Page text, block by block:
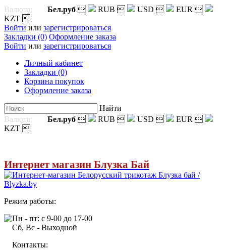
Валюта: Бел.руб  RUB  USD  EUR 
KZT 
Войти или зарегистрироваться
Закладки (0) Оформление заказа
Войти или зарегистрироваться
Личный кабинет
Закладки (0)
Корзина покупок
Оформление заказа
Найти
Валюта:
Бел.руб  RUB  USD  EUR 
KZT 
Интернет магазин Блузка Бай
Режим работы:
Пн - пт: с 9-00 до 17-00
Сб, Вс - Выходной
Контакты: